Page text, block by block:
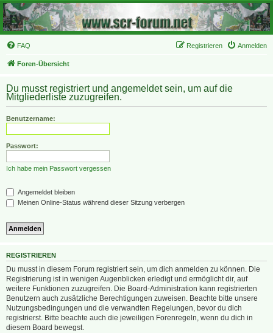
FAQ Anmelden
Registrieren
Foren-Übersicht
Du musst registriert und angemeldet sein, um auf die
Mitgliederliste zuzugreifen.
Benutzername:
Passwort:
Ich habe mein Passwort vergessen
Angemeldet bleiben
Meinen Online-Status während dieser Sitzung verbergen
REGISTRIEREN
Du musst in diesem Forum registriert sein, um dich anmelden zu können. Die
Registrierung ist in wenigen Augenblicken erledigt und ermöglicht dir, auf
weitere Funktionen zuzugreifen. Die Board-Administration kann registrierten
Benutzern auch zusätzliche Berechtigungen zuweisen. Beachte bitte unsere
Nutzungsbedingungen und die verwandten Regelungen, bevor du dich
registrierst. Bitte beachte auch die jeweiligen Forenregeln, wenn du dich in
diesem Board bewegst.